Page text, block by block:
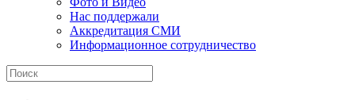
Нас поддержали
Аккредитация СМИ
Информационное сотрудничество